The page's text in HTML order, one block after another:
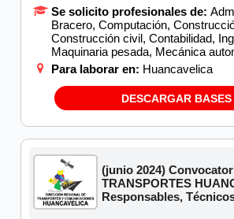
Se solicito profesionales de:
Bracero, Computación,
Construcción civil, Contabilidad,
Maquinaria pesada, Mecánica
Para laborar en: Huancavelica
DESCARGAR BASES
(junio 2024)
TRANSPORTES
Responsables,